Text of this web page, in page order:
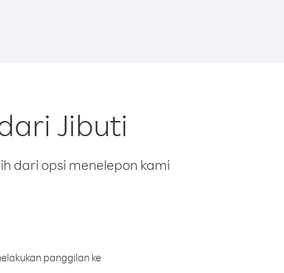
Jibuti
dari opsi menelepon kami
panggilan ke